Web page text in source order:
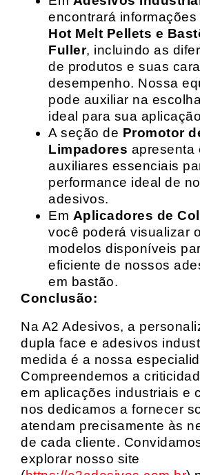
encontrará
Hot Melt Pellets e
Fuller, incluindo as
de produtos e suas
desempenho. Nossa
pode auxiliar na
ideal para sua
A seção de Promotor
Limpadores apresenta
auxiliares essenciais
performance ideal de
adesivos.
Em Aplicadores de
você poderá visualizar
modelos disponíveis
eficiente de nossos
em bastão.
Conclusão:
Na A2 Adesivos, a
dupla face e adesivos
medida é a nossa
Compreendemos a
em aplicações industriais e
nos dedicamos a fornecer
atendam precisamente às
de cada cliente.
explorar nosso site